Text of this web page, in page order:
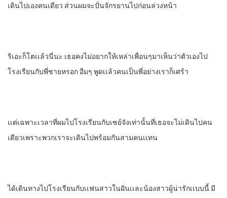
เดินไปเองคนเดียว ส่วนผมจะปั่นจักรยานไปก่อนล่วงหน้า
ริเอะก็โตเเล้วนี่นะ เธอคงไม่อยากให้เหล่าเพื่อนๆมาเห็นว่าตัวเองไป
โรงเรียนกับพี่ชายหรอก อืมๆ พูดเเล้วคนเป็นพี่อย่างเราก็เศร้า
เเต่เฉพาะเวลาที่ผมไปโรงเรียนกับเซย์จังเท่านั้นที่เธอจะไม่เดินไปคน
เดียวเพราะพวกเราจะเดินไปพร้อมกันสามคนเเทน
ได้เดินทางไปโรงเรียนกับเเฟนสาวในฝันเเละน้องสาวผู้น่ารักเเบบนี้ มี